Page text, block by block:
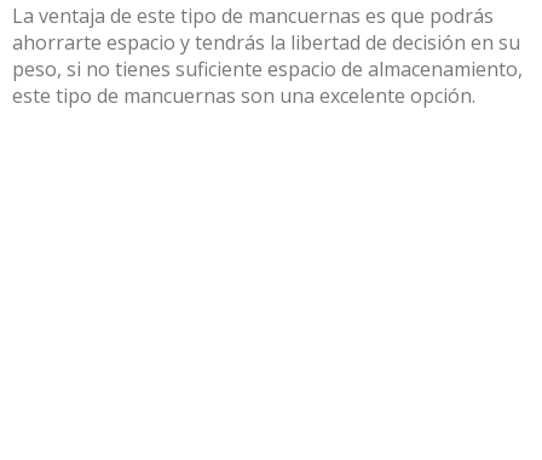
La ventaja de este tipo de mancuernas es que podrás
ahorrarte espacio y tendrás la libertad de decisión en su
peso, si no tienes suficiente espacio de almacenamiento,
este tipo de mancuernas son una excelente opción.